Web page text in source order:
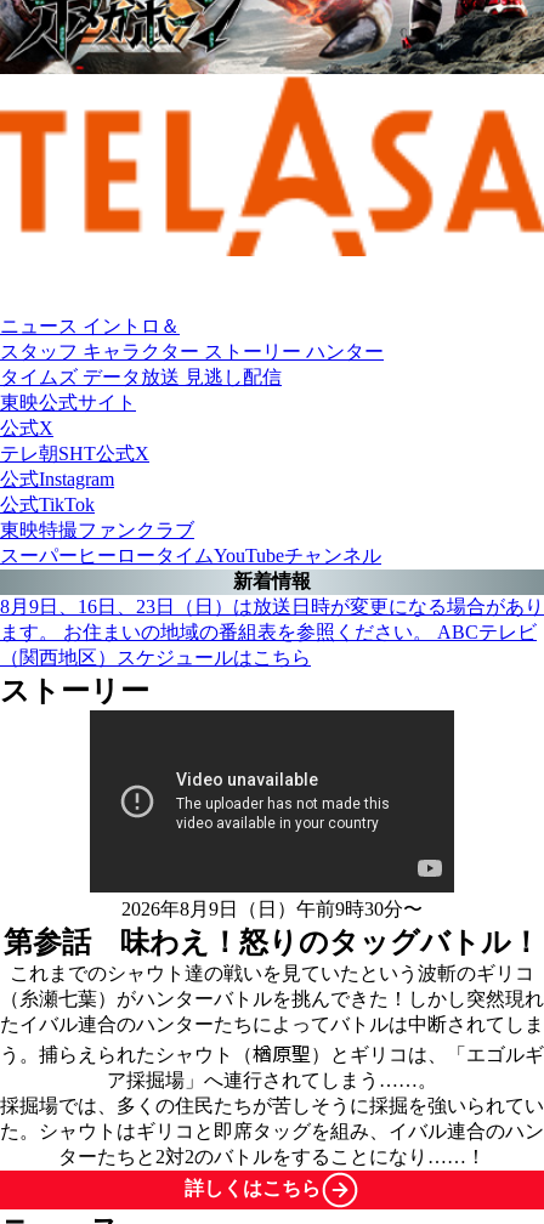
ニュース イントロ＆
スタッフ キャラクター ストーリー ハンター
タイムズ データ放送 見逃し配信
東映公式サイト
公式X
テレ朝SHT公式X
公式Instagram
公式TikTok
東映特撮ファンクラブ
スーパーヒーロータイムYouTubeチャンネル
新着情報
8月9日、16日、23日（日）は放送日時が変更になる場合があり
ます。 お住まいの地域の番組表を参照ください。 ABCテレビ
（関西地区）スケジュールはこちら
ストーリー
2026年8月9日（日）午前9時30分〜
第参話 味わえ！怒りのタッグバトル！
これまでのシャウト達の戦いを見ていたという波斬のギリコ
（糸瀬七葉）がハンターバトルを挑んできた！しかし突然現れ
たイバル連合のハンターたちによってバトルは中断されてしま
う。捕らえられたシャウト（楢原聖）とギリコは、「エゴルギ
ア採掘場」へ連行されてしまう……。
採掘場では、多くの住民たちが苦しそうに採掘を強いられてい
た。シャウトはギリコと即席タッグを組み、イバル連合のハン
ターたちと2対2のバトルをすることになり……！
詳しくはこちら